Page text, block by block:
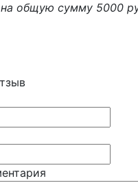
на общую сумму 5000